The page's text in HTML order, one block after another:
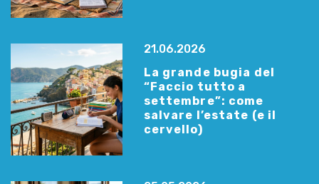
21.06.2026
La grande bugia del
“Faccio tutto a
settembre”: come
salvare l’estate (e il
cervello)